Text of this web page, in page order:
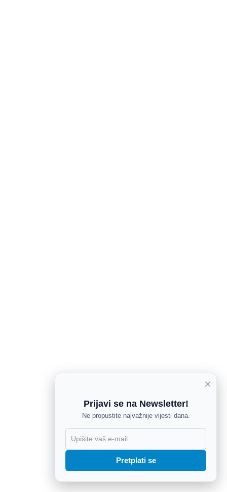
×
Prijavi se na Newsletter!
Ne propustite najvažnije vijesti dana.
Pretplati se